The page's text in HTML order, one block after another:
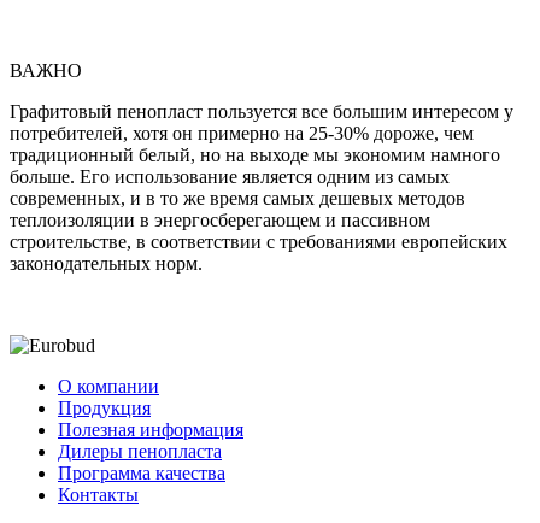
ВАЖНО
Графитовый пенопласт пользуется все большим интересом у
потребителей, хотя он примерно на 25-30% дороже, чем
традиционный белый, но на выходе мы экономим намного
больше. Его использование является одним из самых
современных, и в то же время самых дешевых методов
теплоизоляции в энергосберегающем и пассивном
строительстве, в соответствии с требованиями европейских
законодательных норм.
О компании
Продукция
Полезная информация
Дилеры пенопласта
Программа качества
Контакты